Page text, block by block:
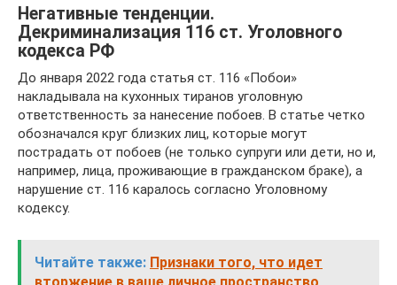
Негативные тенденции.
Декриминализация 116 ст. Уголовного
кодекса РФ
До января 2022 года статья ст. 116 «Побои»
накладывала на кухонных тиранов уголовную
ответственность за нанесение побоев. В статье четко
обозначался круг близких лиц, которые могут
пострадать от побоев (не только супруги или дети, но и,
например, лица, проживающие в гражданском браке), а
нарушение ст. 116 каралось согласно Уголовному
кодексу.
Читайте также: Признаки того, что идет
вторжение в ваше личное пространство